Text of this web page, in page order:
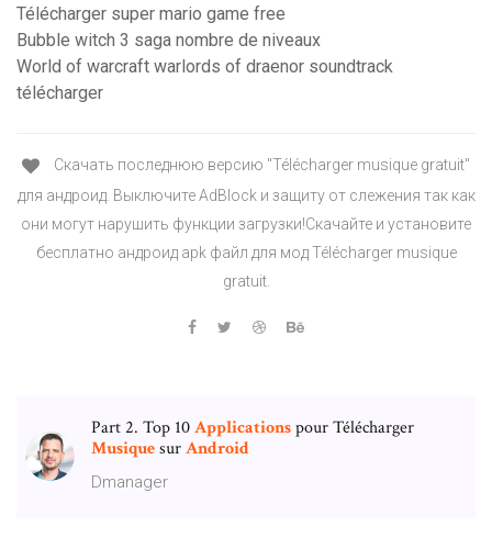
Télécharger super mario game free
Bubble witch 3 saga nombre de niveaux
World of warcraft warlords of draenor soundtrack
télécharger
Скачать последнюю версию "Télécharger musique gratuit"
для андроид. Выключите AdBlock и защиту от слежения так как
они могут нарушить функции загрузки!Скачайте и установите
бесплатно андроид apk файл для мод Télécharger musique
gratuit.
Part 2. Top 10Applicationspour Télécharger
MusiquesurAndroid
Dmanager